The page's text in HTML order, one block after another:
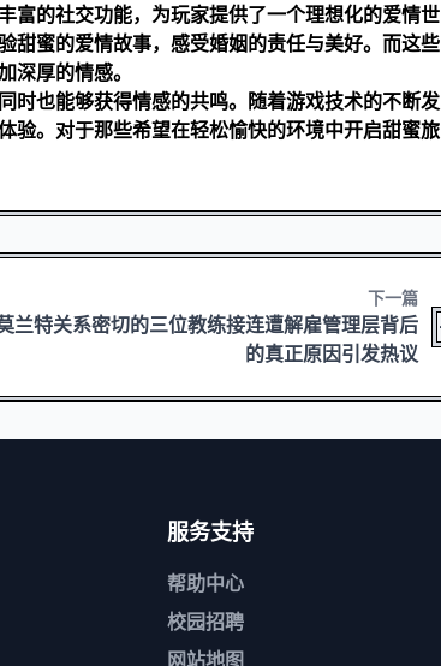
富的社交功能，为玩家提供了一个理想化的爱情世
甜蜜的爱情故事，感受婚姻的责任与美好。而这些
深厚的情感。
时也能够获得情感的共鸣。随着游戏技术的不断发
验。对于那些希望在轻松愉快的环境中开启甜蜜旅
下一篇
兰特关系密切的三位教练接连遭解雇管理层背后
的真正原因引发热议
服务支持
帮助中心
校园招聘
网站地图